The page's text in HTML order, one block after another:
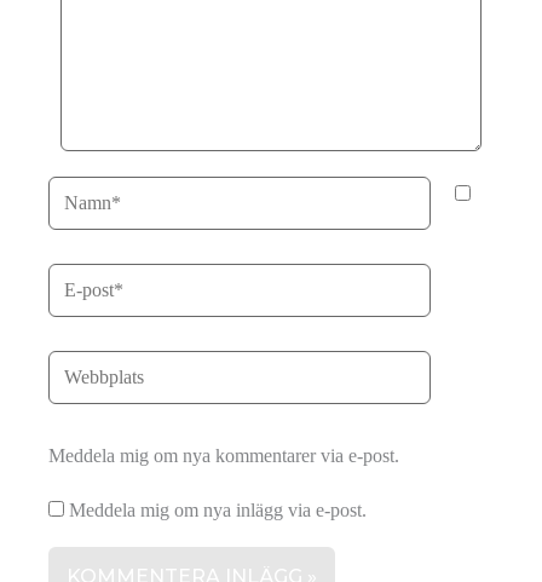
Meddela mig om nya kommentarer via e-post.
Meddela mig om nya inlägg via e-post.